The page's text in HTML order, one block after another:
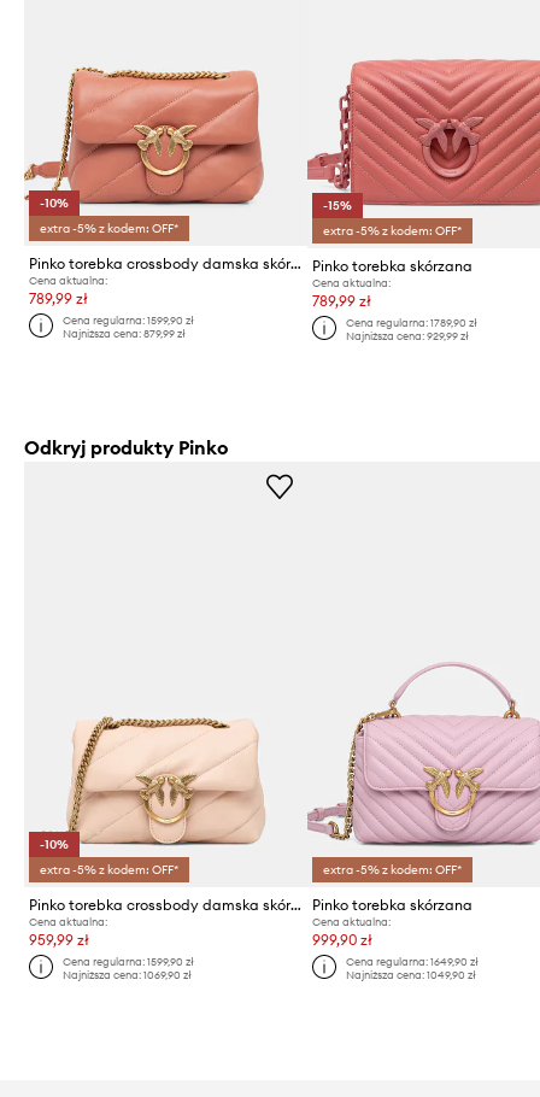
-10%
extra -5% z kodem: OFF*
Pinko torebka crossbody damska skórzana
Cena aktualna:
789,99 zł
Cena regularna:1599,90 zł
Najniższa cena:879,99 zł
-15%
extra -5% z kodem: OFF*
Pinko torebka skórzana
Cena aktualna:
789,99 zł
Cena regularna: 1789,90 zł
Najniższa cena: 929,99 zł
Odkryj produkty Pinko
-10%
extra -5% z kodem: OFF*
Pinko torebka crossbody damska skórzana
Cena aktualna:
959,99 zł
Cena regularna:1599,90 zł
Najniższa cena:1069,90 zł
extra -5% z kodem: OFF*
Pinko torebka skórzana
Cena aktualna:
999,90 zł
Cena regularna: 1649,90 zł
Najniższa cena: 1049,90 zł